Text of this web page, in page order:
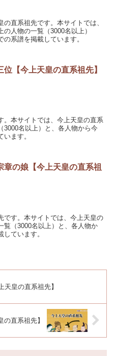
直系祖先です。本サイトでは、
人物の一覧（3000名以上）
系譜を掲載しています。
位【今上天皇の直系祖先】
。本サイトでは、今上天皇の直系
3000名以上）と、各人物から今
ます。
章の娘【今上天皇の直系祖
です。本サイトでは、今上天皇の
覧（3000名以上）と、各人物か
ています。
天皇の直系祖先】
直系祖先】